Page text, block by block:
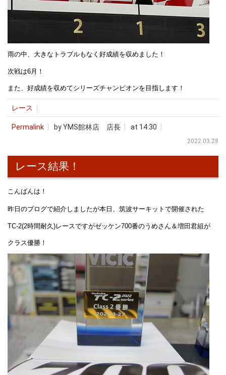
雨の中、大きなトラブルもなく好成績を収めました！
次戦は6月！
また、好成績を収めてシリーズチャンピオンを目指します！
レース
Permalink by YMS館林店 店長 at 14:30
2022.03.28
レース結果！
こんばんは！
昨日のブログで紹介しましたが本日、筑波サーキットで開催された
TC-2(2時間耐久)レースですがゼッケン700番のうめさん＆増田君組が
クラス優勝！